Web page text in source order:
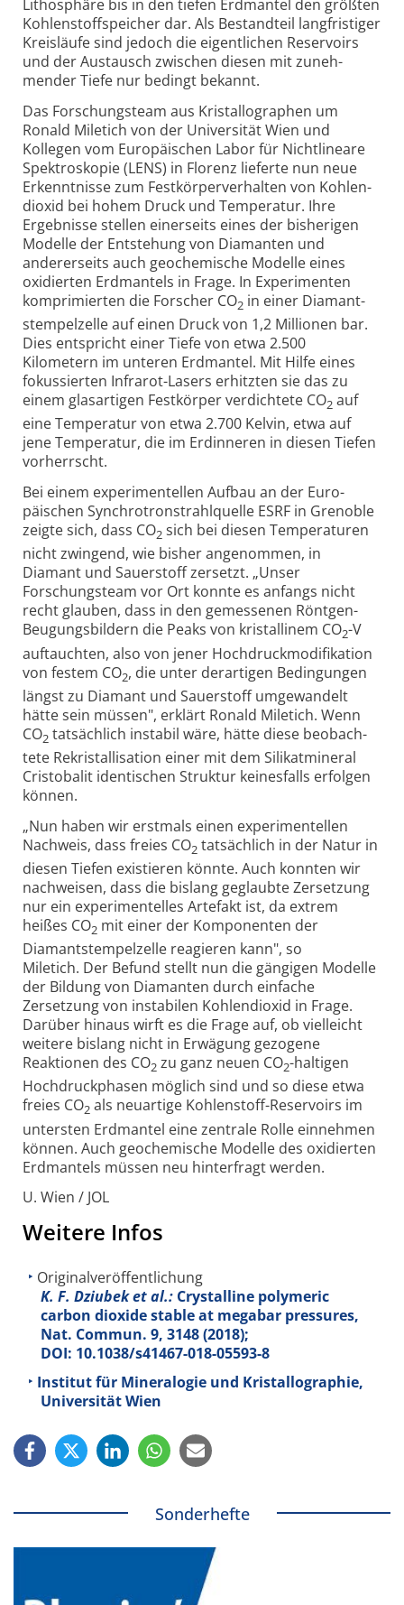
Litho­sphäre bis in den tiefen Erdmantel den größten
Kohlenstoff­speicher dar. Als Bestandteil lang­fristiger
Kreisläufe sind jedoch die eigent­lichen Reservoirs
und der Austausch zwischen diesen mit zuneh­
mender Tiefe nur bedingt bekannt.
Das Forschungs­team aus Kristallo­graphen um
Ronald Miletich von der Univer­sität Wien und
Kollegen vom Euro­päischen Labor für Nicht­lineare
Spektro­skopie (LENS) in Florenz lieferte nun neue
Erkennt­nisse zum Festkörper­verhalten von Kohlen­
dioxid bei hohem Druck und Temperatur. Ihre
Ergebnisse stellen einer­seits eines der bis­herigen
Modelle der Entstehung von Diamanten und
anderer­seits auch geo­chemische Modelle eines
oxidierten Erdmantels in Frage. In Experi­menten
kompri­mierten die Forscher CO2 in einer Diamant­
stempelzelle auf einen Druck von 1,2 Millionen bar.
Dies entspricht einer Tiefe von etwa 2.500
Kilometern im unteren Erdmantel. Mit Hilfe eines
fokus­sierten Infrarot-Lasers erhitzten sie das zu
einem glas­artigen Festkörper verdichtete CO2 auf
eine Temperatur von etwa 2.700 Kelvin, etwa auf
jene Temperatur, die im Erd­inneren in diesen Tiefen
vorherrscht.
Bei einem experi­mentellen Aufbau an der Euro­
päischen Synchrotron­strahlquelle ESRF in Grenoble
zeigte sich, dass CO2 sich bei diesen Tempera­turen
nicht zwingend, wie bisher angenommen, in
Diamant und Sauerstoff zersetzt. „Unser
Forschungs­team vor Ort konnte es anfangs nicht
recht glauben, dass in den gemes­senen Röntgen-
Beugungs­bildern die Peaks von kristallinem CO2-V
auftauchten, also von jener Hochdruckmodifikation
von festem CO2, die unter derartigen Bedin­gungen
längst zu Diamant und Sauerstoff umgewandelt
hätte sein müssen", erklärt Ronald Miletich. Wenn
CO2 tatsächlich instabil wäre, hätte diese beobach­
tete Rekristal­lisation einer mit dem Silikat­mineral
Cristo­balit identischen Struktur keinesfalls erfolgen
können.
„Nun haben wir erstmals einen experi­mentellen
Nachweis, dass freies CO2 tatsächlich in der Natur in
diesen Tiefen exis­tieren könnte. Auch konnten wir
nach­weisen, dass die bislang geglaubte Zersetzung
nur ein experi­mentelles Artefakt ist, da extrem
heißes CO2 mit einer der Komponenten der
Diamant­stempelzelle reagieren kann", so
Miletich. Der Befund stellt nun die gängigen Modelle
der Bildung von Diamanten durch einfache
Zersetzung von instabilen Kohlen­dioxid in Frage.
Darüber hinaus wirft es die Frage auf, ob vielleicht
weitere bislang nicht in Erwägung gezogene
Reaktionen des CO2 zu ganz neuen CO2-haltigen
Hochdruck­phasen möglich sind und so diese etwa
freies CO2 als neuartige Kohlenstoff-Reser­voirs im
untersten Erdmantel eine zentrale Rolle einnehmen
können. Auch geo­chemische Modelle des oxi­dierten
Erdmantels müssen neu hinter­fragt werden.
U. Wien / JOL
Weitere Infos
Originalveröffentlichung
K. F. Dziubek et al.: Crystalline polymeric
carbon dioxide stable at megabar pressures,
Nat. Commun. 9, 3148 (2018);
DOI: 10.1038/s41467-018-05593-8
Institut für Mineralogie und Kristallographie,
Universität Wien
Sonderhefte